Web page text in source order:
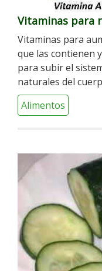
Vitaminas para
Vitaminas para
que las contienen
para subir el
naturales del
Alimentos